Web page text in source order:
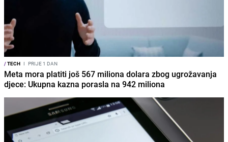
/TECH I PRIJE 1 DAN
Meta mora platiti još 567 miliona dolara zbog ugrožavanja
djece: Ukupna kazna porasla na 942 miliona